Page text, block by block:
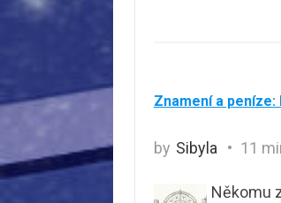
Znamení a
by Sibyla 11
Někomu